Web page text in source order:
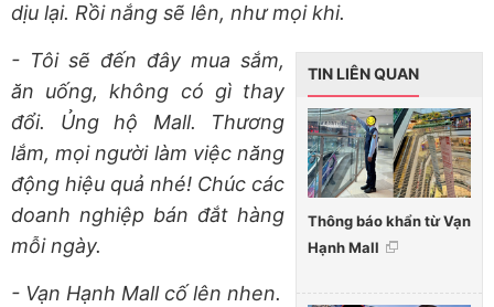
dịu lại. Rồi nắng sẽ lên, như mọi khi.
TIN LIÊN QUAN
Thông báo khẩn từ Vạn
Hạnh Mall
- Tôi sẽ đến đây mua sắm,
ăn uống, không có gì thay
đổi. Ủng hộ Mall. Thương
lắm, mọi người làm việc năng
động hiệu quả nhé! Chúc các
doanh nghiệp bán đắt hàng
mỗi ngày.
- Vạn Hạnh Mall cố lên nhen.